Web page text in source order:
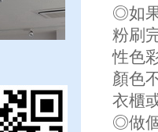
◎如
粉刷
性色
顏色
衣櫃
◎做